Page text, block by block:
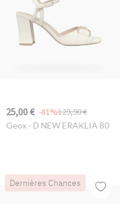
25,00 € 129,90 €
-81%
Geox- D NEW ERAKLIA 80
Dernières Chances